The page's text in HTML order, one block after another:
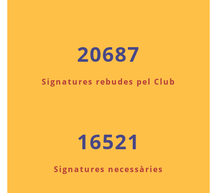
20687
Signatures rebudes pel Club
16521
Signatures necessàries